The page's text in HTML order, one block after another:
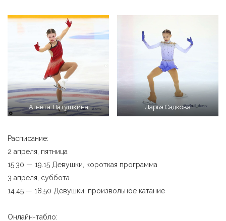
Агнета Латушкина Дарья Садкова
Расписание:
2 апреля, пятница
15.30 — 19.15 Девушки, короткая программа
3 апреля, суббота
14.45 — 18.50 Девушки, произвольное катание
Онлайн-табло: